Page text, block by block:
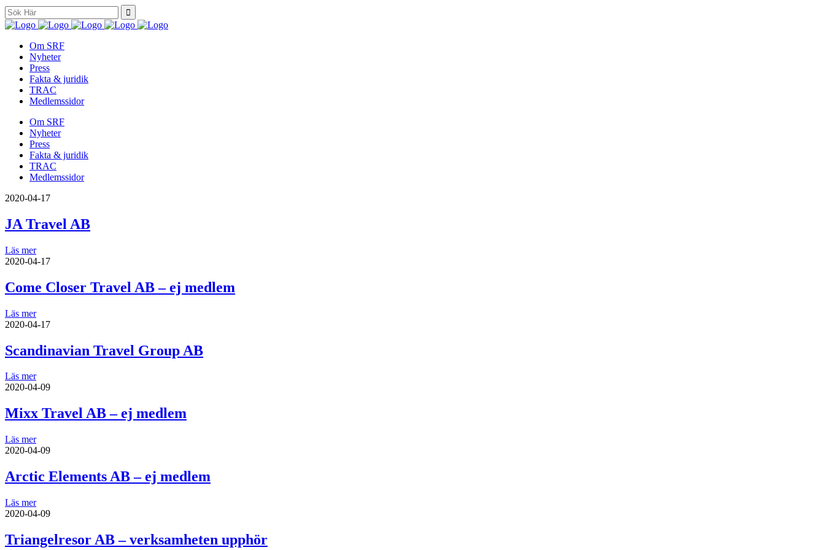
Search
for:
Om SRF
Nyheter
Press
Fakta & juridik
TRAC
Medlemssidor
Om SRF
Nyheter
Press
Fakta & juridik
TRAC
Medlemssidor
2020-04-17
JA Travel AB
Läs mer
2020-04-17
Come Closer Travel AB – ej medlem
Läs mer
2020-04-17
Scandinavian Travel Group AB
Läs mer
2020-04-09
Mixx Travel AB – ej medlem
Läs mer
2020-04-09
Arctic Elements AB – ej medlem
Läs mer
2020-04-09
Triangelresor AB – verksamheten upphör